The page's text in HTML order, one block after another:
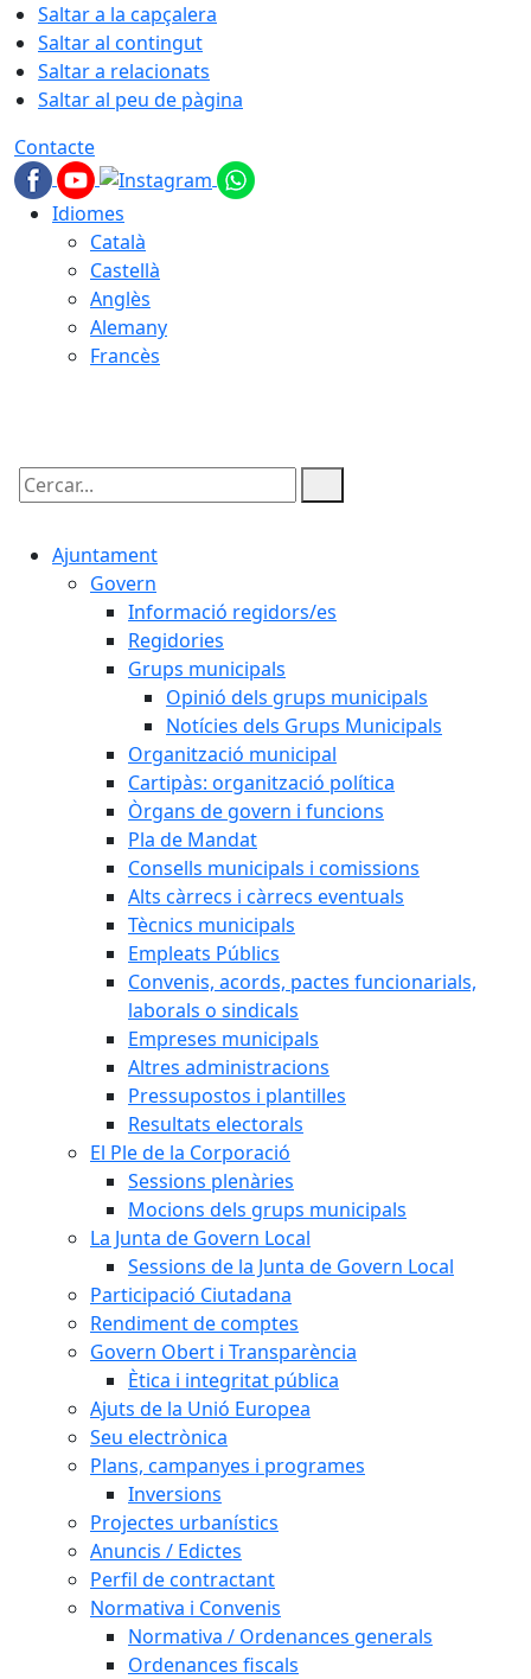
Saltar a la capçalera
Saltar al contingut
Saltar a relacionats
Saltar al peu de pàgina
Contacte
Idiomes
Català
Castellà
Anglès
Alemany
Francès
Cercar:
Ajuntament
Govern
Informació regidors/es
Regidories
Grups municipals
Opinió dels grups municipals
Notícies dels Grups Municipals
Organització municipal
Cartipàs: organització política
Òrgans de govern i funcions
Pla de Mandat
Consells municipals i comissions
Alts càrrecs i càrrecs eventuals
Tècnics municipals
Empleats Públics
Convenis, acords, pactes funcionarials,
laborals o sindicals
Empreses municipals
Altres administracions
Pressupostos i plantilles
Resultats electorals
El Ple de la Corporació
Sessions plenàries
Mocions dels grups municipals
La Junta de Govern Local
Sessions de la Junta de Govern Local
Participació Ciutadana
Rendiment de comptes
Govern Obert i Transparència
Ètica i integritat pública
Ajuts de la Unió Europea
Seu electrònica
Plans, campanyes i programes
Inversions
Projectes urbanístics
Anuncis / Edictes
Perfil de contractant
Normativa i Convenis
Normativa / Ordenances generals
Ordenances fiscals